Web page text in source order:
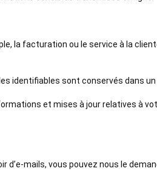
la facturation ou le service à la
identifiables sont conservés dans
et mises à jour relatives à
mails, vous pouvez nous le